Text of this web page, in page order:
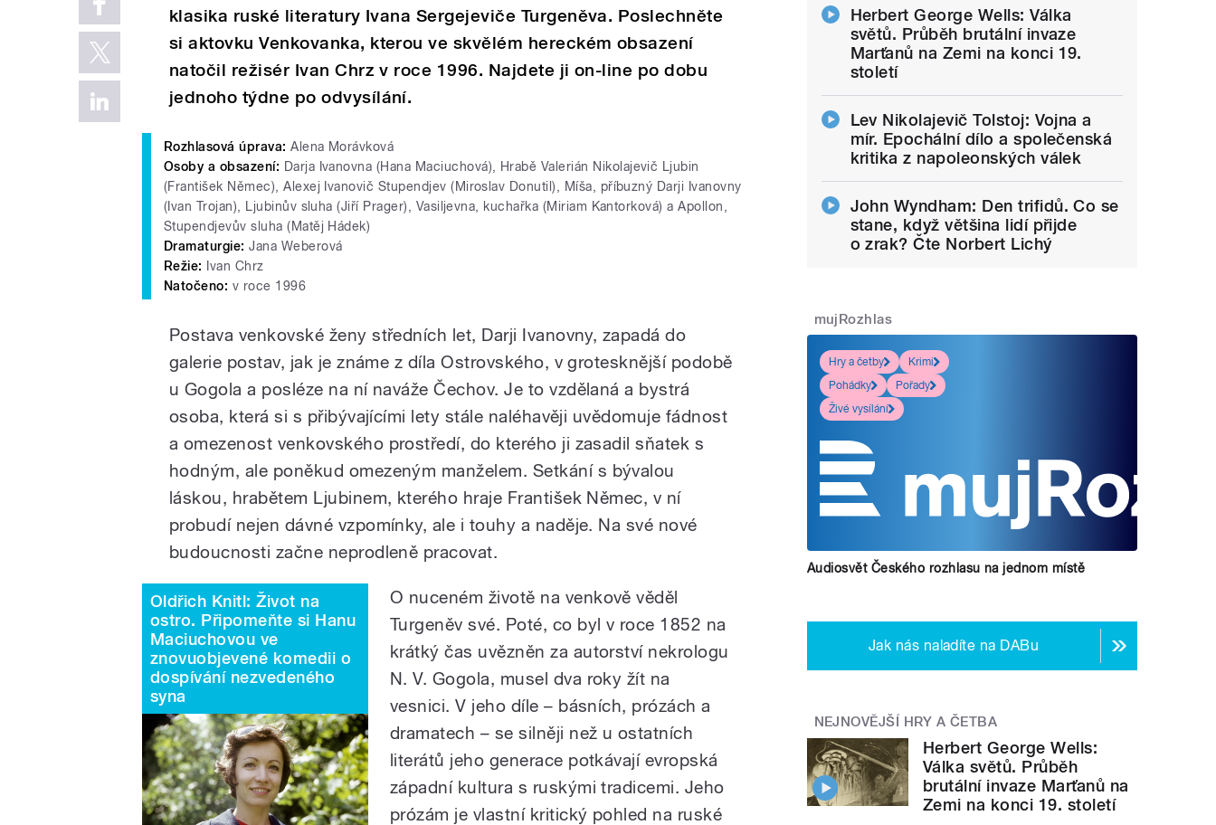
klasika ruské literatury Ivana Sergejeviče Turgeněva. Poslechněte
si aktovku Venkovanka, kterou ve skvělém hereckém obsazení
natočil režisér Ivan Chrz v roce 1996. Najdete ji on-line po dobu
jednoho týdne po odvysílání.
Rozhlasová úprava: Alena Morávková
Osoby a obsazení: Darja Ivanovna (Hana Maciuchová), Hrabě Valerián Nikolajevič Ljubin
(František Němec), Alexej Ivanovič Stupendjev (Miroslav Donutil), Míša, příbuzný Darji Ivanovny
(Ivan Trojan), Ljubinův sluha (Jiří Prager), Vasiljevna, kuchařka (Miriam Kantorková) a Apollon,
Stupendjevův sluha (Matěj Hádek)
Dramaturgie: Jana Weberová
Režie:
Ivan Chrz
Natočeno: v roce 1996
Postava venkovské ženy středních let, Darji Ivanovny, zapadá do
galerie postav, jak je známe z díla Ostrovského, v grotesknější podobě
u Gogola a posléze na ní naváže Čechov. Je to vzdělaná a bystrá
osoba, která si s přibývajícími lety stále naléhavěji uvědomuje fádnost
a omezenost venkovského prostředí, do kterého ji zasadil sňatek s
hodným, ale poněkud omezeným manželem. Setkání s bývalou
láskou, hrabětem Ljubinem, kterého hraje František Němec, v ní
probudí nejen dávné vzpomínky, ale i touhy a naděje. Na své nové
budoucnosti začne neprodleně pracovat.
Oldřich Knitl: Život na
ostro. Připomeňte si Hanu
Maciuchovou ve
znovuobjevené komedii o
dospívání nezvedeného
syna
O nuceném životě na venkově věděl
Turgeněv své. Poté, co byl v roce 1852 na
krátký čas uvězněn za autorství nekrologu
N. V. Gogola, musel dva roky žít na
vesnici. V jeho díle – básních, prózách a
dramatech – se silněji než u ostatních
literátů jeho generace potkávají evropská
západní kultura s ruskými tradicemi. Jeho
prózám je vlastní kritický pohled na ruské
Herbert George Wells: Válka
světů. Průběh brutální invaze
Marťanů na Zemi na konci 19.
století
Lev Nikolajevič Tolstoj: Vojna a
mír. Epochální dílo a společenská
kritika z napoleonských válek
John Wyndham: Den trifidů. Co se
stane, když většina lidí přijde
o zrak? Čte Norbert Lichý
mujRozhlas
Hry a četby
Krimi
Pohádky
Pořady
Živé vysílání
Audiosvět Českého rozhlasu na jednom místě
Jak nás naladíte na DABu
NEJNOVĚJŠÍ HRY A ČETBA
Herbert George Wells:
Válka světů. Průběh
brutální invaze Marťanů na
Zemi na konci 19. století